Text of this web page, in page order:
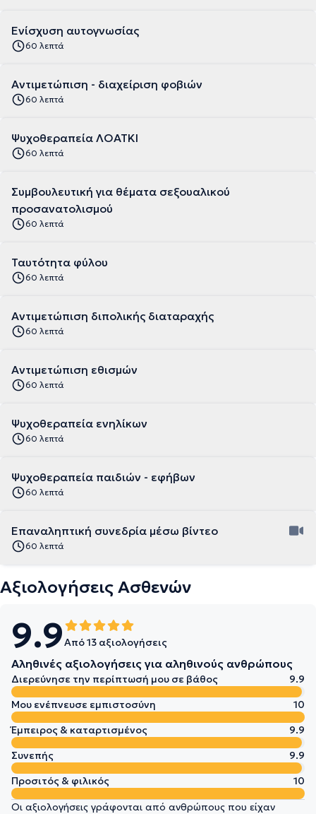
Ενίσχυση αυτογνωσίας
60 λεπτά
Αντιμετώπιση - διαχείριση φοβιών
60 λεπτά
Ψυχοθεραπεία ΛΟΑΤΚΙ
60 λεπτά
Συμβουλευτική για θέματα σεξουαλικού
προσανατολισμού
60 λεπτά
Ταυτότητα φύλου
60 λεπτά
Αντιμετώπιση διπολικής διαταραχής
60 λεπτά
Αντιμετώπιση εθισμών
60 λεπτά
Ψυχοθεραπεία ενηλίκων
60 λεπτά
Ψυχοθεραπεία παιδιών - εφήβων
60 λεπτά
Επαναληπτική συνεδρία μέσω βίντεο
60 λεπτά
Αξιολογήσεις Ασθενών
9.9Από 13 αξιολογήσεις
Αληθινές αξιολογήσεις για αληθινούς ανθρώπους
Διερεύνησε την περίπτωσή μου σε βάθος
9.9
Μου ενέπνευσε εμπιστοσύνη
10
Έμπειρος & καταρτισμένος
9.9
Συνεπής
9.9
Προσιτός & φιλικός
10
Οι αξιολογήσεις γράφονται από ανθρώπους που είχαν